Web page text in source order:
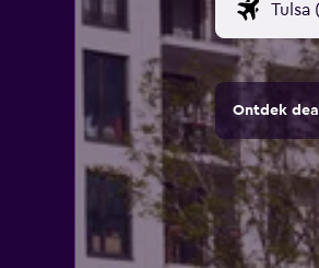
Ontdek